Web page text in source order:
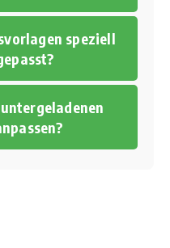
speziell